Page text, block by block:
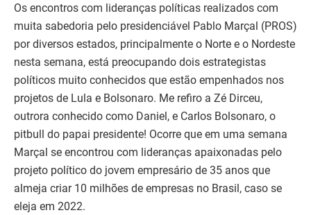
Os encontros com lideranças políticas realizados com
muita sabedoria pelo presidenciável Pablo Marçal (PROS)
por diversos estados, principalmente o Norte e o Nordeste
nesta semana, está preocupando dois estrategistas
políticos muito conhecidos que estão empenhados nos
projetos de Lula e Bolsonaro. Me refiro a Zé Dirceu,
outrora conhecido como Daniel, e Carlos Bolsonaro, o
pitbull do papai presidente! Ocorre que em uma semana
Marçal se encontrou com lideranças apaixonadas pelo
projeto político do jovem empresário de 35 anos que
almeja criar 10 milhões de empresas no Brasil, caso se
eleja em 2022.